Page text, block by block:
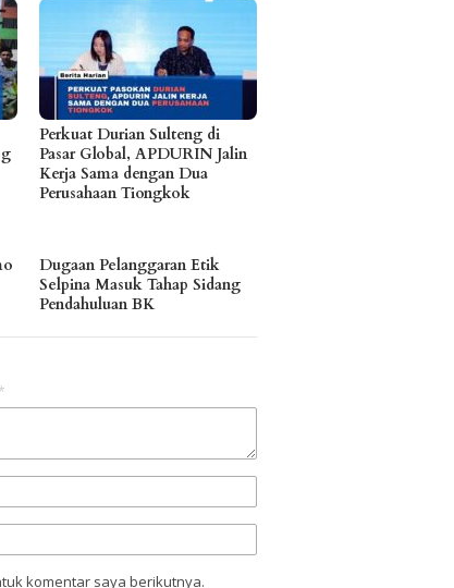
Perkuat Durian Sulteng di
Pasar Global, APDURIN Jalin
Kerja Sama dengan Dua
Perusahaan Tiongkok
Dugaan Pelanggaran Etik
Selpina Masuk Tahap Sidang
Pendahuluan BK
*
komentar saya berikutnya.